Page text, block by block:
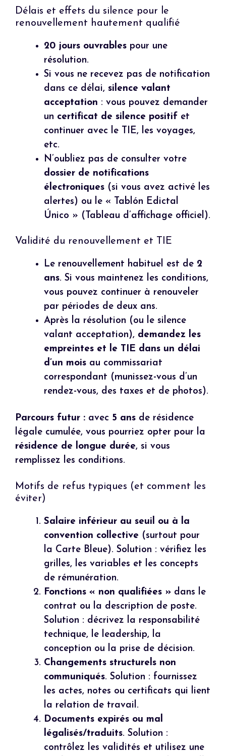
Délais et effets du silence pour le
renouvellement hautement qualifié
20 jours ouvrables pour une
résolution.
Si vous ne recevez pas de notification
dans ce délai, silence valant
acceptation : vous pouvez demander
un certificat de silence positif et
continuer avec le TIE, les voyages,
etc.
N’oubliez pas de consulter votre
dossier de notifications
électroniques (si vous avez activé les
alertes) ou le « Tablón Edictal
Único » (Tableau d’affichage officiel).
Validité du renouvellement et TIE
Le renouvellement habituel est de 2
ans. Si vous maintenez les conditions,
vous pouvez continuer à renouveler
par périodes de deux ans.
Après la résolution (ou le silence
valant acceptation), demandez les
empreintes et le TIE dans un délai
d’un mois au commissariat
correspondant (munissez-vous d’un
rendez-vous, des taxes et de photos).
Parcours futur : avec 5 ans de résidence
légale cumulée, vous pourriez opter pour la
résidence de longue durée, si vous
remplissez les conditions.
Motifs de refus typiques (et comment les
éviter)
Salaire inférieur au seuil ou à la
convention collective (surtout pour
la Carte Bleue). Solution : vérifiez les
grilles, les variables et les concepts
de rémunération.
Fonctions « non qualifiées » dans le
contrat ou la description de poste.
Solution : décrivez la responsabilité
technique, le leadership, la
conception ou la prise de décision.
Changements structurels non
communiqués. Solution : fournissez
les actes, notes ou certificats qui lient
la relation de travail.
Documents expirés ou mal
légalisés/traduits. Solution :
contrôlez les validités et utilisez une